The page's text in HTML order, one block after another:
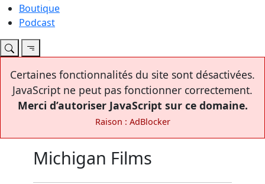
Boutique
Podcast
Certaines fonctionnalités du site sont désactivées.
JavaScript ne peut pas fonctionner correctement.
Merci d’autoriser JavaScript sur ce domaine.
Raison : AdBlocker
Michigan Films